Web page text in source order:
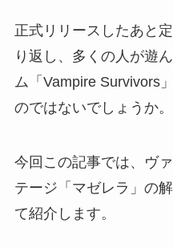
正式リリースしたあと
り返し、多くの人が遊
ム「Vampire Survivors
のではないでしょうか。
今回この記事では、ヴ
テージ「マゼレラ」の
て紹介します。